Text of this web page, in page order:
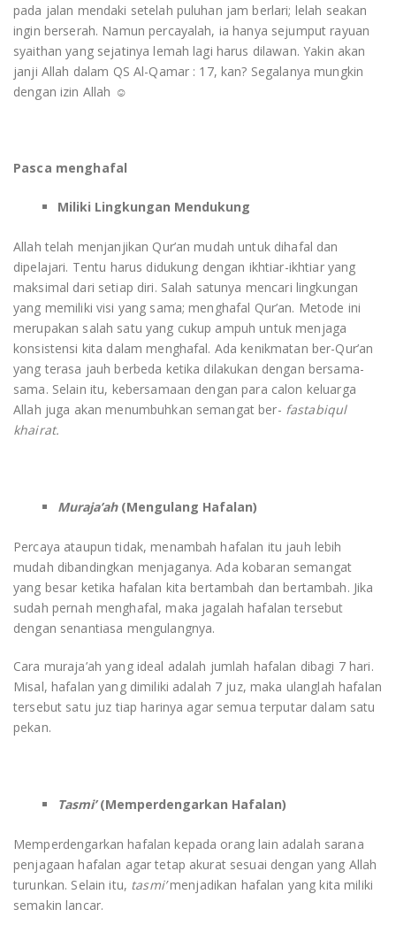
pada jalan mendaki setelah puluhan jam berlari; lelah seakan
ingin berserah. Namun percayalah, ia hanya sejumput rayuan
syaithan yang sejatinya lemah lagi harus dilawan. Yakin akan
janji Allah dalam QS Al-Qamar : 17, kan? Segalanya mungkin
dengan izin Allah ☺
Pasca menghafal
Miliki Lingkungan Mendukung
Allah telah menjanjikan Qur’an mudah untuk dihafal dan
dipelajari. Tentu harus didukung dengan ikhtiar-ikhtiar yang
maksimal dari setiap diri. Salah satunya mencari lingkungan
yang memiliki visi yang sama; menghafal Qur’an. Metode ini
merupakan salah satu yang cukup ampuh untuk menjaga
konsistensi kita dalam menghafal. Ada kenikmatan ber-Qur’an
yang terasa jauh berbeda ketika dilakukan dengan bersama-
sama. Selain itu, kebersamaan dengan para calon keluarga
Allah juga akan menumbuhkan semangat ber- fastabiqul
khairat.
Muraja’ah(Mengulang Hafalan)
Percaya ataupun tidak, menambah hafalan itu jauh lebih
mudah dibandingkan menjaganya. Ada kobaran semangat
yang besar ketika hafalan kita bertambah dan bertambah. Jika
sudah pernah menghafal, maka jagalah hafalan tersebut
dengan senantiasa mengulangnya.
Cara muraja’ah yang ideal adalah jumlah hafalan dibagi 7 hari.
Misal, hafalan yang dimiliki adalah 7 juz, maka ulanglah hafalan
tersebut satu juz tiap harinya agar semua terputar dalam satu
pekan.
Tasmi’(Memperdengarkan Hafalan)
Memperdengarkan hafalan kepada orang lain adalah sarana
penjagaan hafalan agar tetap akurat sesuai dengan yang Allah
turunkan. Selain itu, tasmi’menjadikan hafalan yang kita miliki
semakin lancar.